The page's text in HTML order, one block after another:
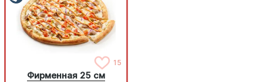
15
Фирменная 25 см